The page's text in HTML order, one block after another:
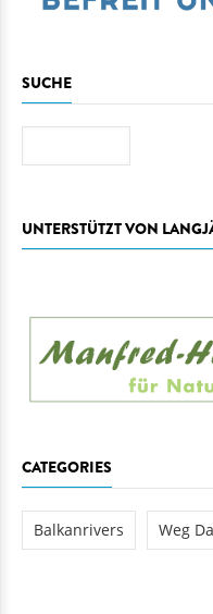
SUCHE
UNTERSTÜTZT VON
CATEGORIES
Balkanrivers Weg